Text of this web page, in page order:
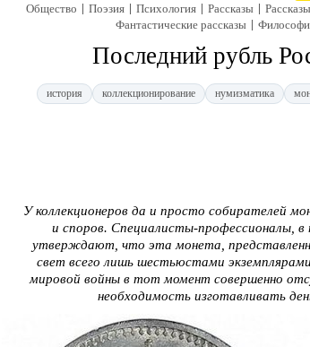
Общество | Поэзия | Психология | Рассказы |
Фантастические рассказы |
Последний рубль
история коллекционирование нумизматика
У коллекционеров да и просто собирателей
и споров. Специалисты-профессионалы,
утверждают, что эта монета,
свет всего лишь шестьюстами
мировой войны в тот момент совершенно
необходимость изготавливать